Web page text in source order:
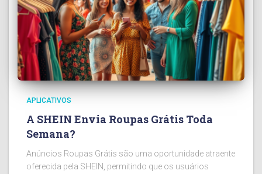
APLICATIVOS
A SHEIN Envia Roupas Grátis Toda
Semana?
Anúncios Roupas Grátis são uma oportunidade atraente
oferecida pela SHEIN, permitindo que os usuários